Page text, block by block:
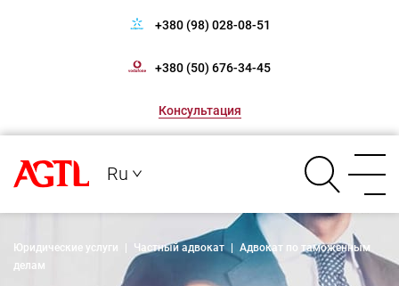
+380 (98) 028-08-51
+380 (50) 676-34-45
Консультация
Ru
Юридические услуги Частный адвокат
Адвокат по таможенным
делам